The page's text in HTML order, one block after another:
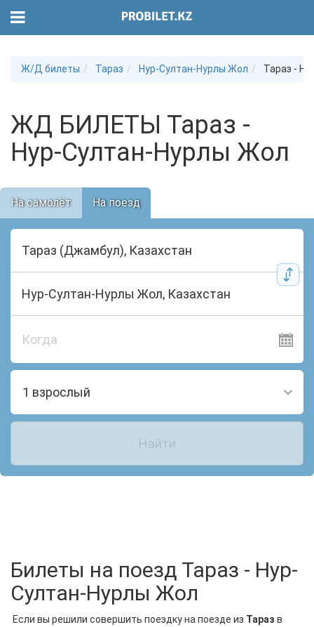
Ж/Д билеты Тараз Нур-Султан-Нурлы Жол Тараз -
ЖД БИЛЕТЫ Тараз -
Нур-Султан-Нурлы Жол
На самолёт На поезд
Когда
1 взрослый
Найти
Билеты на поезд Тараз - Нур-
Султан-Нурлы Жол
Если вы решили совершить поездку на поезде из Тараз в